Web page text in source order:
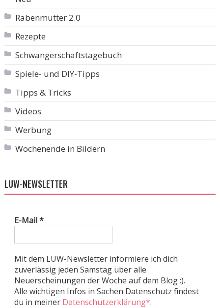
Rabenmutter 2.0
Rezepte
Schwangerschaftstagebuch
Spiele- und DIY-Tipps
Tipps & Tricks
Videos
Werbung
Wochenende in Bildern
LUW-NEWSLETTER
E-Mail*
Mit dem LUW-Newsletter informiere ich dich
zuverlässig jeden Samstag über alle
Neuerscheinungen der Woche auf dem Blog :).
Alle wichtigen Infos in Sachen Datenschutz findest
du in meiner Datenschutzerklärung*.